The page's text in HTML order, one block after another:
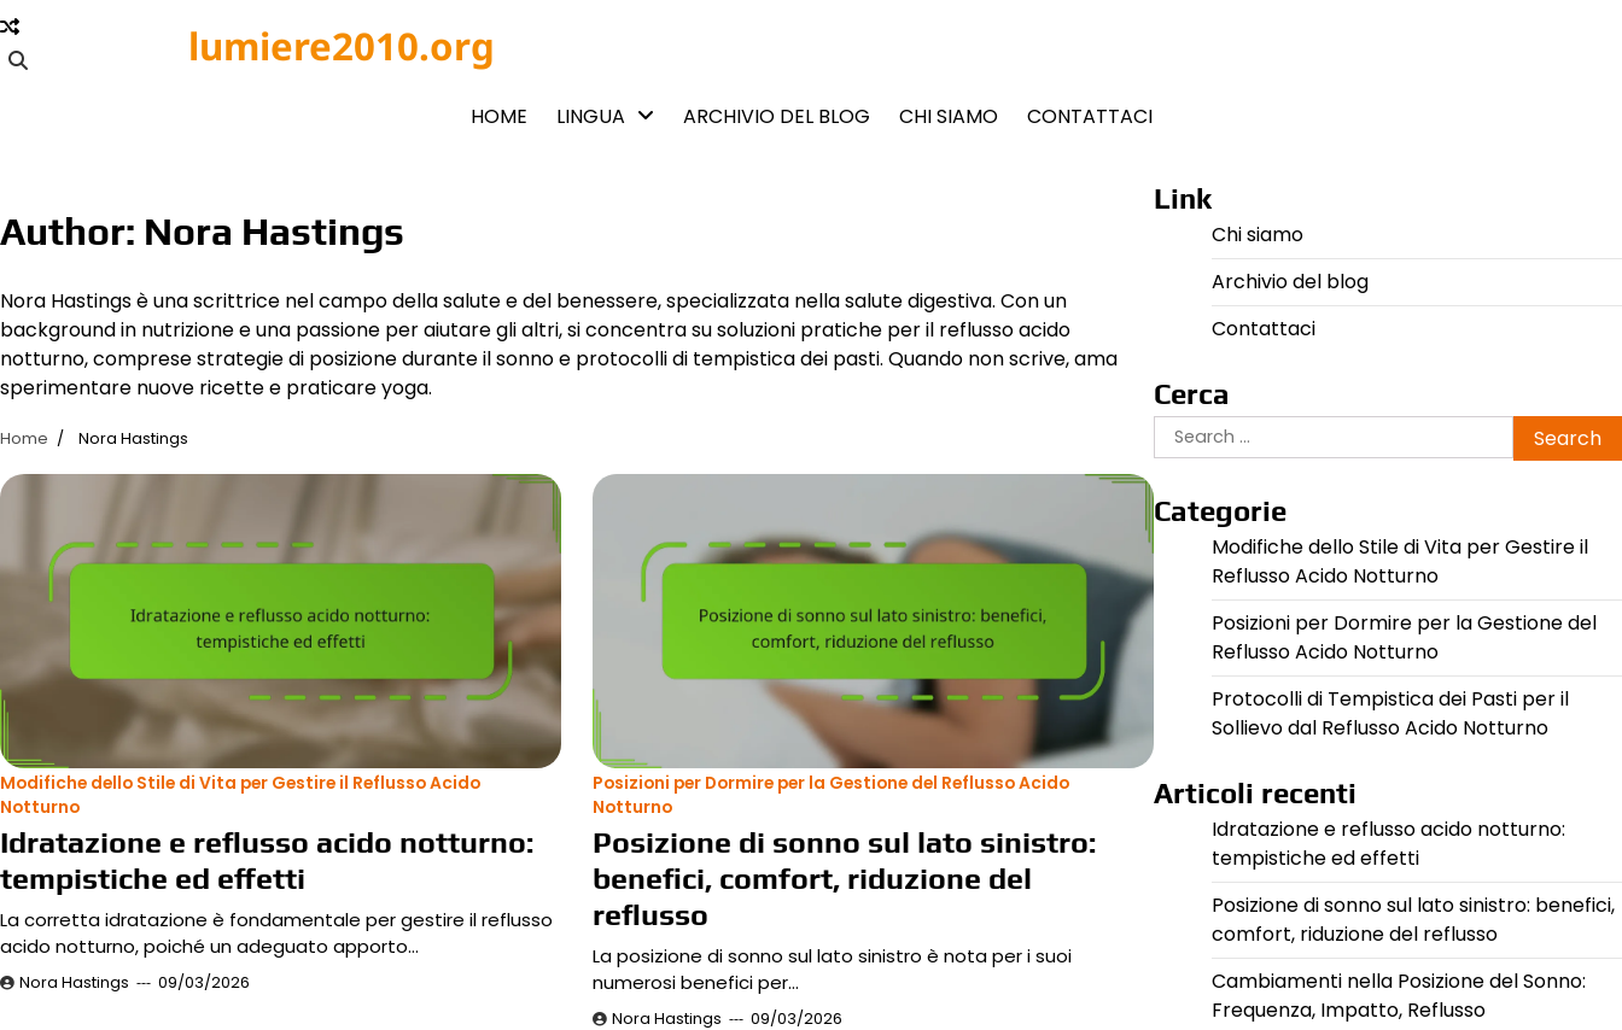
Skip
to
content
lumiere2010.org
HOME LINGUA ARCHIVIO DEL BLOG CHI SIAMO CONTATTACI
Author: Nora Hastings
Nora Hastings è una scrittrice nel campo della salute e del benessere, specializzata nella salute digestiva. Con un
background in nutrizione e una passione per aiutare gli altri, si concentra su soluzioni pratiche per il reflusso acido
notturno, comprese strategie di posizione durante il sonno e protocolli di tempistica dei pasti. Quando non scrive, ama
sperimentare nuove ricette e praticare yoga.
Home Nora Hastings
Modifiche dello Stile di Vita per Gestire il Reflusso Acido
Notturno
Idratazione e reflusso acido notturno:
tempistiche ed effetti
La corretta idratazione è fondamentale per gestire il reflusso
acido notturno, poiché un adeguato apporto…
Nora Hastings 09/03/2026
Posizioni per Dormire per la Gestione del Reflusso Acido
Notturno
Posizione di sonno sul lato sinistro:
benefici, comfort, riduzione del
reflusso
La posizione di sonno sul lato sinistro è nota per i suoi
numerosi benefici per…
Nora Hastings 09/03/2026
Link
Chi siamo
Archivio del blog
Contattaci
Cerca
Search
for:
Categorie
Modifiche dello Stile di Vita per Gestire il
Reflusso Acido Notturno
Posizioni per Dormire per la Gestione del
Reflusso Acido Notturno
Protocolli di Tempistica dei Pasti per il
Sollievo dal Reflusso Acido Notturno
Articoli recenti
Idratazione e reflusso acido notturno:
tempistiche ed effetti
Posizione di sonno sul lato sinistro: benefici,
comfort, riduzione del reflusso
Cambiamenti nella Posizione del Sonno:
Frequenza, Impatto, Reflusso